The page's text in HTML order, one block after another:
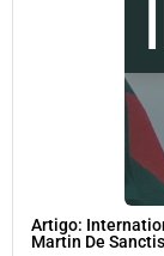
Artigo:
Martin De Sanctis